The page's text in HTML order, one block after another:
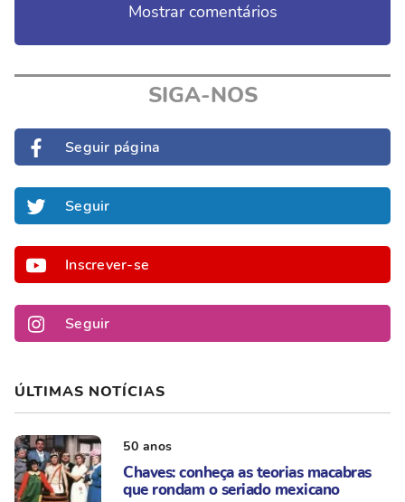
Mostrar comentários
SIGA-NOS
Seguir página
Seguir
Inscrever-se
Seguir
ÚLTIMAS NOTÍCIAS
50 anos
Chaves: conheça as teorias macabras
que rondam o seriado mexicano